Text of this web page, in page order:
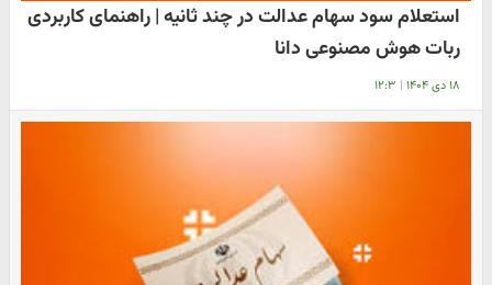
استعلام سود سهام عدالت در چند ثانیه | راهنمای کاربردی
ربات هوش مصنوعی دانا
۱۸ دی ۱۴۰۴ | ۱۲:۳